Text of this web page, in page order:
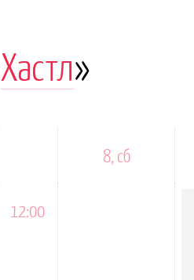
Хастл»
8, сб
12:00